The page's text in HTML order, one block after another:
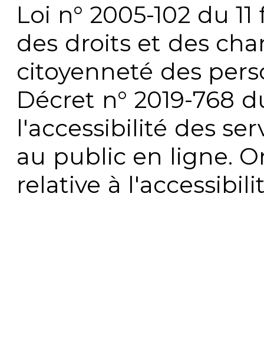
Loi n° 2005-102 du
des droits et des
citoyenneté des
Décret n° 2019-768
l'accessibilité des
au public en ligne.
relative à